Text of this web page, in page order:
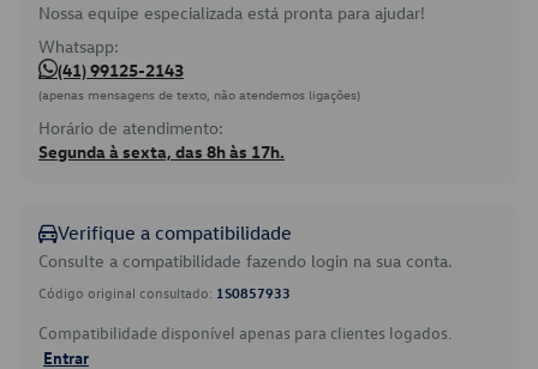
Nossa equipe especializada está pronta para ajudar!
Whatsapp:
(41) 99125-2143
(apenas mensagens de texto, não atendemos ligações)
Horário de atendimento:
Segunda à sexta, das 8h às 17h.
Verifique a compatibilidade
Consulte a compatibilidade fazendo login na sua conta.
Código original consultado: 1S0857933
Compatibilidade disponível apenas para clientes logados.
Entrar